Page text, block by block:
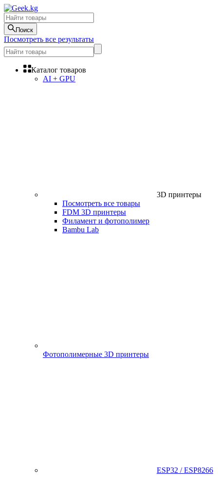
Поиск
Посмотреть все результаты
Каталог товаров
AI + GPU
3D принтеры
Посмотреть все товары
FDM 3D принтеры
Филамент и фотополимер
Bambu Lab
Фотополимерные 3D принтеры
ESP32 / ESP8266